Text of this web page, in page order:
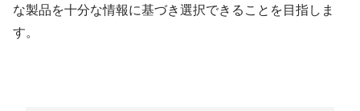
な製品を十分な情報に基づき選択できることを目指しま
す。